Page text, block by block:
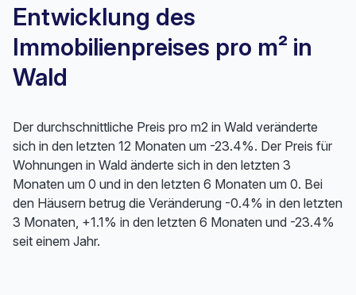
Entwicklung des
Immobilienpreises pro m² in
Wald
Der durchschnittliche Preis pro m2 in Wald veränderte
sich in den letzten 12 Monaten um -23.4%. Der Preis für
Wohnungen in Wald änderte sich in den letzten 3
Monaten um 0 und in den letzten 6 Monaten um 0. Bei
den Häusern betrug die Veränderung -0.4% in den letzten
3 Monaten, +1.1% in den letzten 6 Monaten und -23.4%
seit einem Jahr.